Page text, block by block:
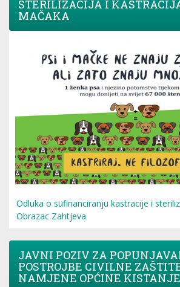
STERILIZACIJA I
MAČAKA
Odluka o sufinanciranju kastracije i
Obrazac Zahtjeva
JAVNI POZIV ZA
POSTROJBE CIVILNE
NAMJENE OPĆINE KISTANJE